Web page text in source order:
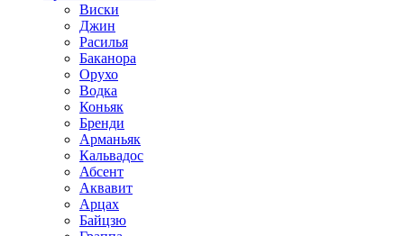
Виски
Джин
Расилья
Баканора
Орухо
Водка
Коньяк
Бренди
Арманьяк
Кальвадос
Абсент
Аквавит
Арцах
Байцзю